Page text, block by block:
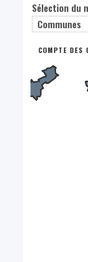
Sélection du
COMPTE